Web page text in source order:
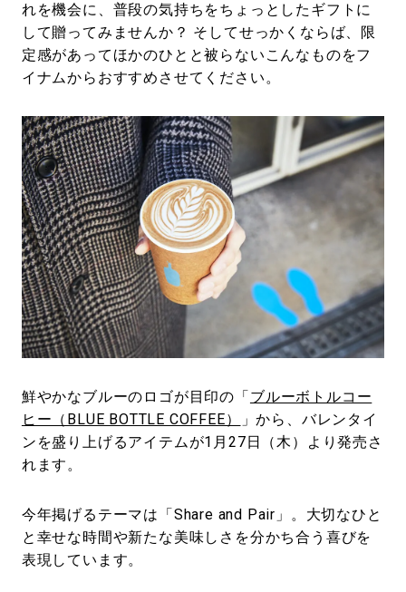
れを機会に、普段の気持ちをちょっとしたギフトに
して贈ってみませんか？ そしてせっかくならば、限
定感があってほかのひとと被らないこんなものをフ
イナムからおすすめさせてください。
鮮やかなブルーのロゴが目印の「 ブルーボトルコー
ヒー（BLUE BOTTLE COFFEE）
」から、バレンタイ
ンを盛り上げるアイテムが1月27日（木）より発売さ
れます。
今年掲げるテーマは「Share and Pair」。大切なひと
と幸せな時間や新たな美味しさを分かち合う喜びを
表現しています。